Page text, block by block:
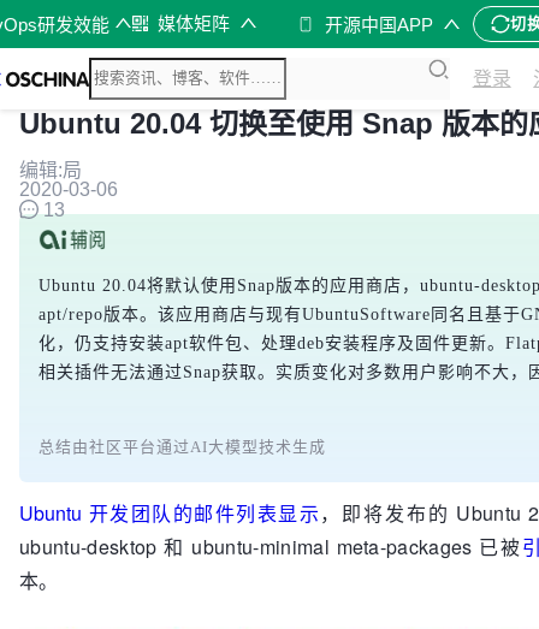
研发效能 媒体矩阵 开源中国APP 切
登录
Ubuntu 20.04 切换至使用 Snap 版本的
编辑:局
2020-03-06
13
Ubuntu 20.04将默认使用Snap版本的应用商店，ubuntu-
apt/repo版本。该应用商店与现有UbuntuSoftware同名且基于
化，仍支持安装apt软件包、处理deb安装程序及固件更新。
相关插件无法通过Snap获取。实质变化对多数用户影响不大
总结由社区平台通过AI大模型技术生成
Ubuntu 开发团队的邮件列表显示，即将发布的 Ubuntu
ubuntu-desktop 和 ubuntu-minimal meta-packages 已被
本。